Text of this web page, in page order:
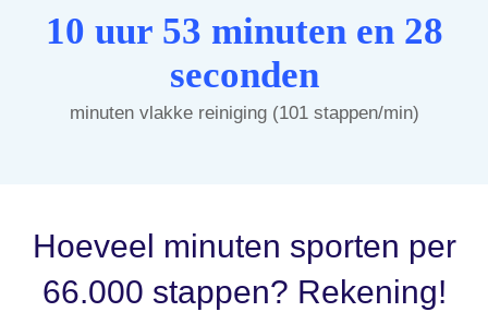
10 uur 53 minuten en 28
seconden
minuten vlakke reiniging (101 stappen/min)
Hoeveel minuten sporten per
66.000 stappen? Rekening!